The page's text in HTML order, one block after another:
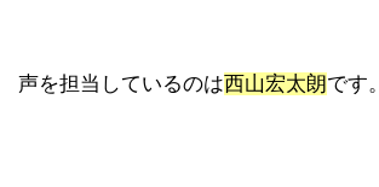
声を担当しているのは西山宏太朗です。